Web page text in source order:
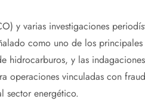
y varias investigaciones
como uno de los
hidrocarburos, y las
operaciones vinculadas con
sector energético.